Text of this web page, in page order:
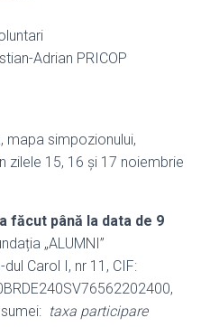
Adrian PRICOP
simpozionului,
zilele 15, 16 și 17 noiembrie
făcut până la data de 9
„ALUMNI”
dul Carol I, nr 11, CIF:
taxa participare